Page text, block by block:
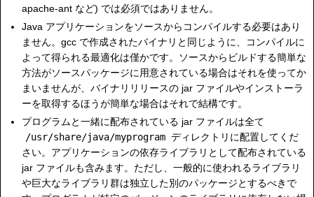
apache-ant など) では必須ではありません。
Java アプリケーションをソースからコンパイルする必要はあり
ません。gcc で作成されたバイナリと同じように、コンパイルに
よって得られる最適化は僅かです。ソースからビルドする簡単な
方法がソースパッケージに用意されている場合はそれを使ってか
まいませんが、バイナリリリースの jar ファイルやインストーラ
ーを取得するほうが簡単な場合はそれで結構です。
プログラムと一緒に配布されている jar ファイルは全て
/usr/share/java/myprogram ディレクトリに配置してくだ
さい。アプリケーションの依存ライブラリとして配布されている
jar ファイルも含みます。ただし、一般的に使われるライブラリ
や巨大なライブラリ群は独立した別のパッケージとするべきで